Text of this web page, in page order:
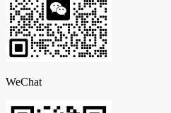
WeChat